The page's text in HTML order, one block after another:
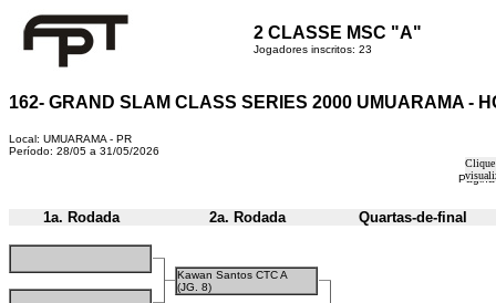
2 CLASSE MSC "A"
Jogadores inscritos: 23
162- GRAND SLAM CLASS SERIES 2000 UMUARAMA -
Local: UMUARAMA - PR
Período: 28/05 a 31/05/2026
1a. Rodada 2a. Rodada Quartas-de-final
Clique
Kawan Santos CTC A
(JG. 8)